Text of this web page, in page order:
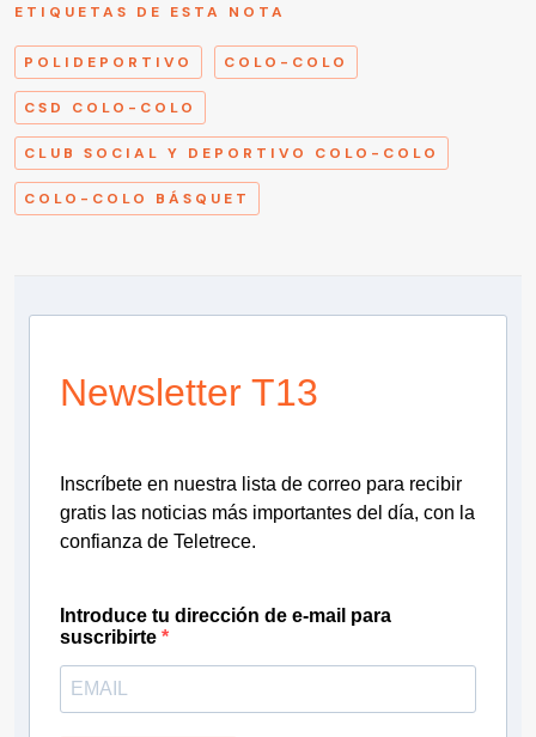
ETIQUETAS DE ESTA NOTA
POLIDEPORTIVO COLO-COLO
CSD COLO-COLO
CLUB SOCIAL Y DEPORTIVO COLO-COLO
COLO-COLO BÁSQUET
Newsletter T13
Inscríbete en nuestra lista de correo para recibir
gratis las noticias más importantes del día, con la
confianza de Teletrece.
Introduce tu dirección de e-mail para
suscribirte